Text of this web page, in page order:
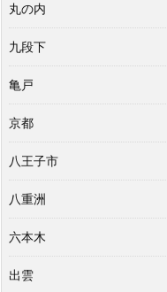
丸の内
九段下
亀戸
京都
八王子市
八重洲
六本木
出雲